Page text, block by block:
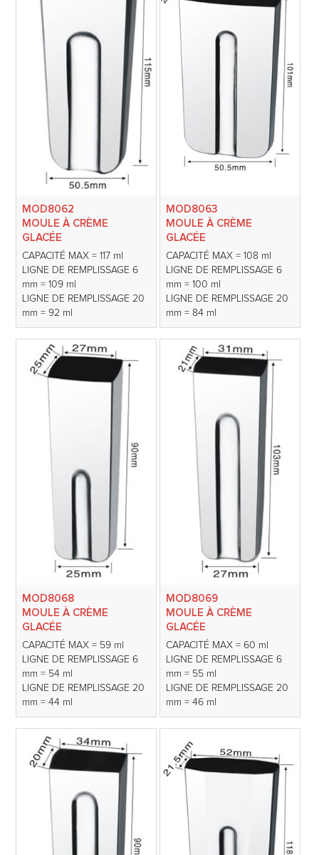
MOD8062
MOULE À CRÈME
GLACÉE
CAPACITÉ MAX = 117 ml
LIGNE DE REMPLISSAGE 6
mm = 109 ml
LIGNE DE REMPLISSAGE 20
mm = 92 ml
MOD8063
MOULE À CRÈME
GLACÉE
CAPACITÉ MAX = 108 ml
LIGNE DE REMPLISSAGE 6
mm = 100 ml
LIGNE DE REMPLISSAGE 20
mm = 84 ml
MOD8068
MOULE À CRÈME
GLACÉE
CAPACITÉ MAX = 59 ml
LIGNE DE REMPLISSAGE 6
mm = 54 ml
LIGNE DE REMPLISSAGE 20
mm = 44 ml
MOD8069
MOULE À CRÈME
GLACÉE
CAPACITÉ MAX = 60 ml
LIGNE DE REMPLISSAGE 6
mm = 55 ml
LIGNE DE REMPLISSAGE 20
mm = 46 ml